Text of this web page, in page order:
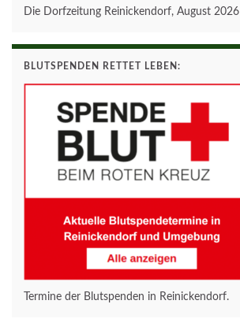
Die Dorfzeitung Reinickendorf, August 2026
BLUTSPENDEN RETTET LEBEN:
Termine der Blutspenden in Reinickendorf.